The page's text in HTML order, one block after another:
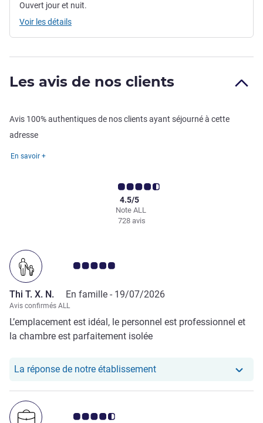
Ouvert jour et nuit.
Voir les détails
Les avis de nos clients
Avis 100% authentiques de nos clients ayant séjourné à cette
adresse
En savoir +
Note ALL
4.5/5
728 avis
Note Avis clients 5.0/5
Thi T. X. N. En famille - 19/07/2026
Avis confirmés ALL
L’emplacement est idéal, le personnel est professionnel et
la chambre est parfaitement isolée
La réponse de notre établissementNotre hôtel a repondu au
Note Avis clients 4.5/5